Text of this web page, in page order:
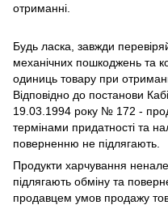
отриманні.
Будь ласка, завжди
механічних пошкоджень та
одиниць товару при
Відповідно до постанови
19.03.1994 року № 172 -
термінами придатності та
поверненню не підлягають.
Продукти харчування
підлягають обміну та
продавцем умов продажу